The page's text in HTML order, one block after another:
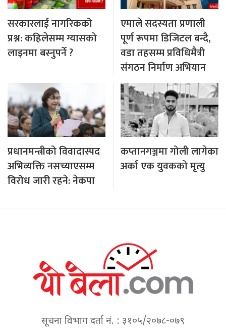
सरकारलाई नागरिकको
प्रश्न: कहिलेसम्म ग्यासको
लाइनमा बस्नुपर्ने ?
एमाले सदस्यता प्रणाली
पूर्ण रूपमा डिजिटल बन्दै,
वडा तहसम्म प्रविधिमैत्री
संगठन निर्माण अभियान
प्रधानमन्त्रीको विवादास्पद
अभिव्यक्ति नसच्याएसम्म
विरोध जारी रहने: नेकपा
कप्तानगञ्जमा गोली लागेका
अर्का एक युवकको मृत्यु
सूचना विभाग दर्ता नं. : ३१०५/२०७८-०७९